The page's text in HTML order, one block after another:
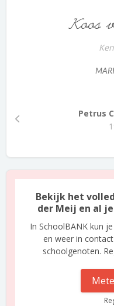
Koos
Petrus
Bekijk het
der Meij en al
In SchoolBANK kun je
en weer in
schoolgenoten.